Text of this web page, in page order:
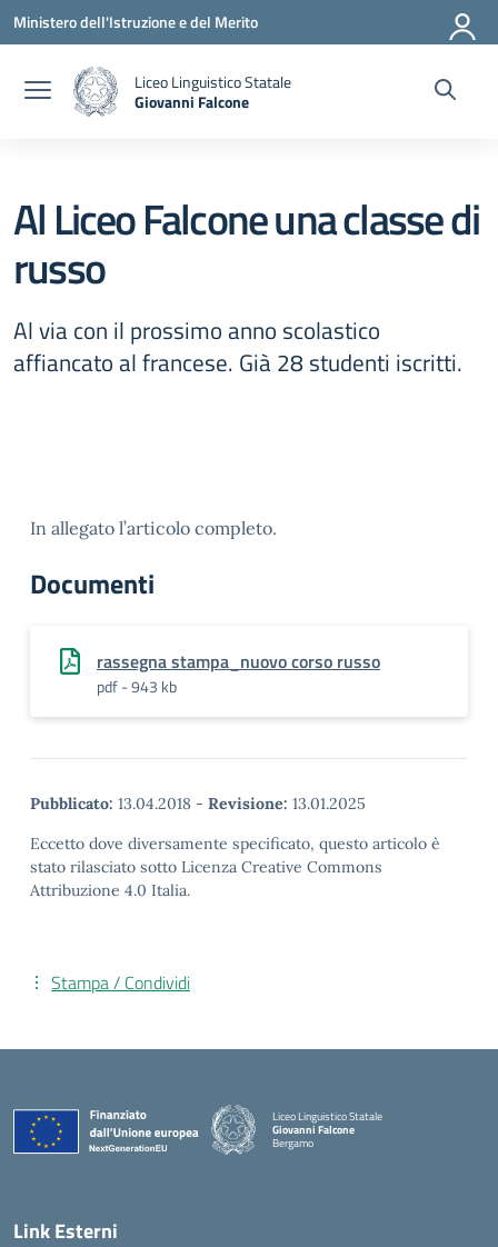
Vai ai contenuti
Vai al menu di navigazione
Vai al footer
Ministero dell'Istruzione e del Merito
Liceo Linguistico Statale
Giovanni Falcone
Al Liceo Falcone una classe di
russo
Al via con il prossimo anno scolastico
affiancato al francese. Già 28 studenti iscritti.
In allegato l’articolo completo.
Documenti
rassegna stampa_nuovo corso russo
pdf - 943 kb
Pubblicato: 13.04.2018 - Revisione: 13.01.2025
Eccetto dove diversamente specificato, questo articolo è
stato rilasciato sotto Licenza Creative Commons
Attribuzione 4.0 Italia.
Stampa / Condividi
Liceo Linguistico Statale
Giovanni Falcone
Bergamo
— Visita la pagina iniziale della scuola
Link Esterni